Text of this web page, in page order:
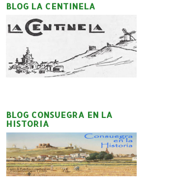
BLOG LA CENTINELA
BLOG CONSUEGRA EN LA
HISTORIA